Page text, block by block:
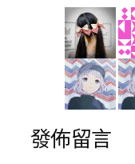
發佈留言